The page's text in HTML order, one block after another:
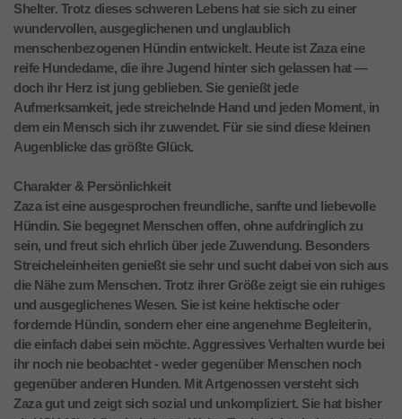
Shelter. Trotz dieses schweren Lebens hat sie sich zu einer
wundervollen, ausgeglichenen und unglaublich
menschenbezogenen Hündin entwickelt. Heute ist Zaza eine
reife Hundedame, die ihre Jugend hinter sich gelassen hat —
doch ihr Herz ist jung geblieben. Sie genießt jede
Aufmerksamkeit, jede streichelnde Hand und jeden Moment, in
dem ein Mensch sich ihr zuwendet. Für sie sind diese kleinen
Augenblicke das größte Glück.
Charakter & Persönlichkeit
Zaza ist eine ausgesprochen freundliche, sanfte und liebevolle
Hündin. Sie begegnet Menschen offen, ohne aufdringlich zu
sein, und freut sich ehrlich über jede Zuwendung. Besonders
Streicheleinheiten genießt sie sehr und sucht dabei von sich aus
die Nähe zum Menschen. Trotz ihrer Größe zeigt sie ein ruhiges
und ausgeglichenes Wesen. Sie ist keine hektische oder
fordernde Hündin, sondern eher eine angenehme Begleiterin,
die einfach dabei sein möchte. Aggressives Verhalten wurde bei
ihr noch nie beobachtet - weder gegenüber Menschen noch
gegenüber anderen Hunden. Mit Artgenossen versteht sich
Zaza gut und zeigt sich sozial und unkompliziert. Sie hat bisher